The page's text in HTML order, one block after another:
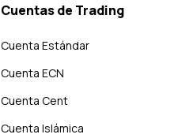
Cuentas de Trading
Cuenta Estándar
Cuenta ECN
Cuenta Cent
Cuenta Islámica